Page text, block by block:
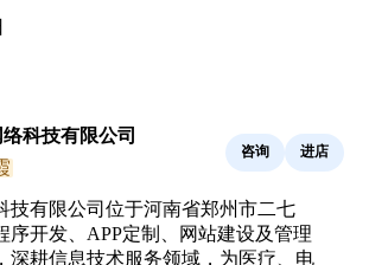
科技有限公司
咨询 进店
技有限公司位于河南省郑州市二七
序开发、APP定制、网站建设及管理
深耕信息技术服务领域，为医疗、电